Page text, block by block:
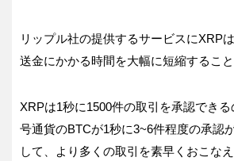
リップル社の提供するサービスにXRP
送金にかかる時間を大幅に短縮すること
XRPは1秒に1500件の取引を承認でき
号通貨のBTCが1秒に3~6件程度の承認
して、より多くの取引を素早くおこなえ